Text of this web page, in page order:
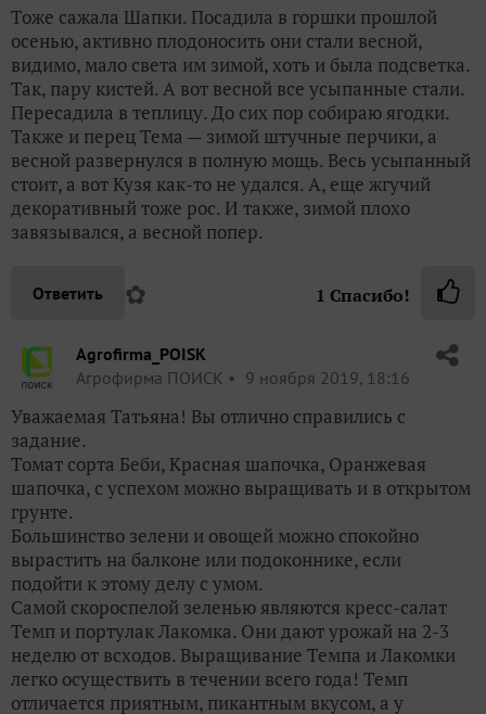
Тоже сажала Шапки. Посадила в горшки прошлой
осенью, активно плодоносить они стали весной,
видимо, мало света им зимой, хоть и была подсветка.
Так, пару кистей. А вот весной все усыпанные стали.
Пересадила в теплицу. До сих пор собираю ягодки.
Также и перец Тема — зимой штучные перчики, а
весной развернулся в полную мощь. Весь усыпанный
стоит, а вот Кузя как-то не удался. А, еще жгучий
декоративный тоже рос. И также, зимой плохо
завязывался, а весной попер.
Ответить ✿ 1 Спасибо!
Agrofirma_POISK
Агрофирма ПОИСК
9 ноября 2019, 18:16
Уважаемая Татьяна! Вы отлично справились с
задание.
Томат сорта Беби, Красная шапочка, Оранжевая
шапочка, с успехом можно выращивать и в открытом
грунте.
Большинство зелени и овощей можно спокойно
вырастить на балконе или подоконнике, если
подойти к этому делу с умом.
Самой скороспелой зеленью являются кресс-салат
Темп и портулак Лакомка. Они дают урожай на 2-3
неделю от всходов. Выращивание Темпа и Лакомки
легко осуществить в течении всего года! Темп
отличается приятным, пикантным вкусом, а у